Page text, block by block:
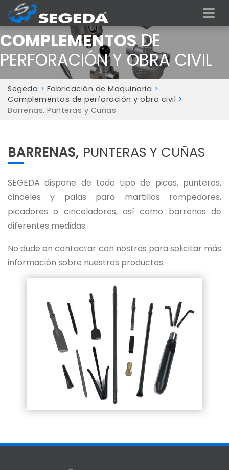
COMPLEMENTOSDE
PERFORACIÓN Y OBRA CIVIL
Segeda > Fabricación de Maquinaria >
Complementos de perforación y obra civil >
Barrenas, Punteras y Cuñas
BARRENAS, PUNTERAS Y CUÑAS
SEGEDA dispone de todo tipo de picas, punteros,
cinceles y palas para martillos rompedores,
picadores o cinceladores, así como barrenas de
diferentes medidas.
No dude en contactar con nostros para solicitar más
información sobre nuestros productos.